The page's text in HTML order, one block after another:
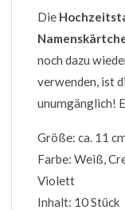
Die
noch dazu
verwenden, ist
unumgänglich!
Größe: ca. 11
Farbe: Weiß,
Violett
Inhalt: 10 Stück